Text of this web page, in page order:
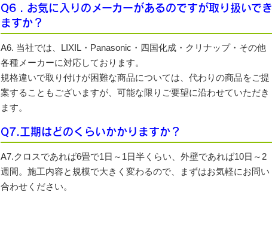
Q6 . お気に入りのメーカーがあるのですが取り扱いでき
ますか？
A6. 当社では、LIXIL・Panasonic・四国化成・クリナップ・その他
各種メーカーに対応しております。
規格違いで取り付けが困難な商品については、代わりの商品をご提
案することもございますが、可能な限りご要望に沿わせていただき
ます。
Q7.工期はどのくらいかかりますか？
A7.クロスであれば6畳で1日～1日半くらい、外壁であれば10日～2
週間。施工内容と規模で大きく変わるので、まずはお気軽にお問い
合わせください。